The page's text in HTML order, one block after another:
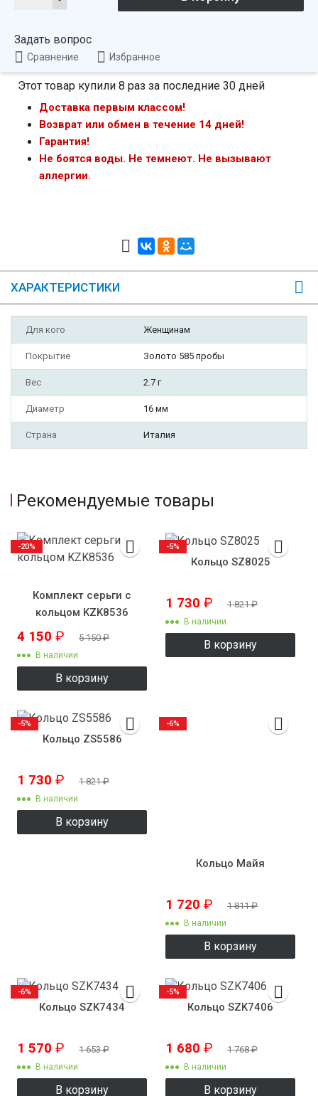
Задать вопрос
Сравнение Избранное
Этот товар купили 8 раз за последние 30 дней
Доставка первым классом!
Возврат или обмен в течение 14 дней!
Гарантия!
Не боятся воды. Не темнеют. Не вызывают
аллергии.
ХАРАКТЕРИСТИКИ
Для кого Женщинам
Покрытие Золото 585 пробы
Вес 2.7 г
Диаметр 16 мм
Страна Италия
Рекомендуемые товары
Комплект серьги с
кольцом KZK8536
4 150 ₽ 5 150₽
В наличии
В корзину
-20%
Кольцо SZ8025
1 730 ₽ 1 821₽
В наличии
В корзину
-5%
Кольцо ZS5586
1 730 ₽ 1 821₽
В наличии
В корзину
-5%
Кольцо Майя
1 720 ₽ 1 811₽
В наличии
В корзину
-6%
Кольцо SZK7434
1 570 ₽ 1 653₽
В наличии
В корзину
-6%
Кольцо SZK7406
1 680 ₽ 1 768₽
В наличии
В корзину
-5%